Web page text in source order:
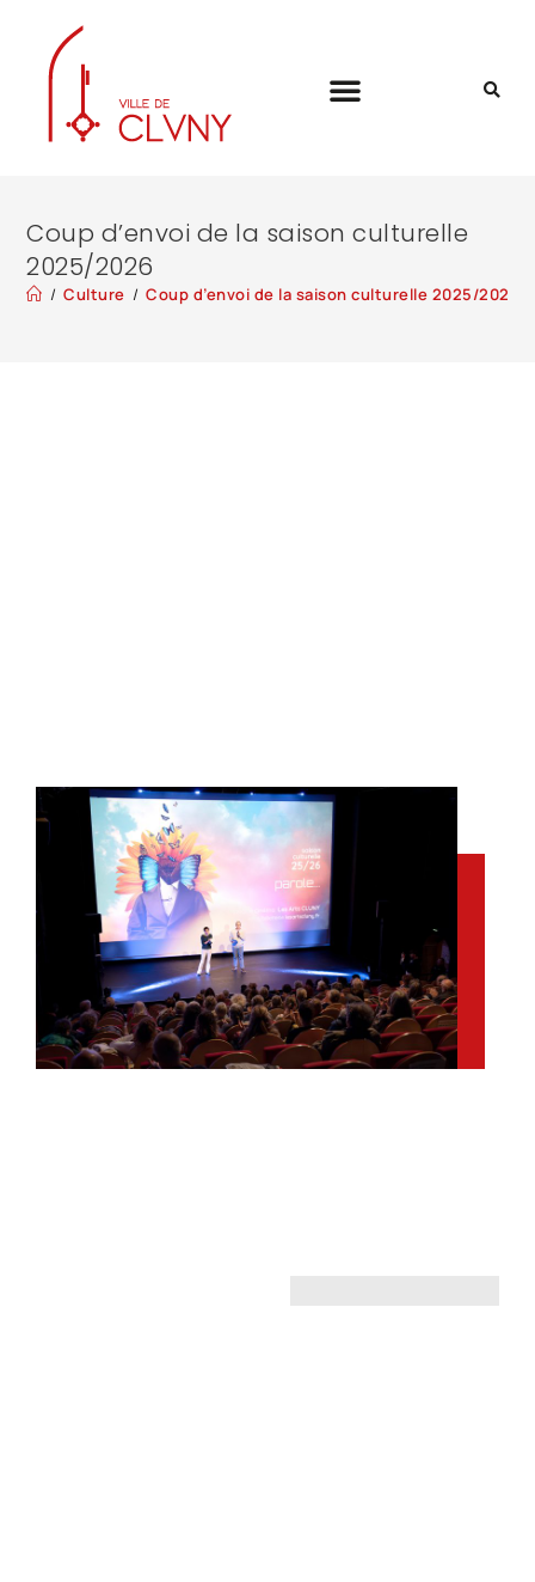
Coup d’envoi de la saison culturelle
2025/2026
/ Culture / Coup d’envoi de la saison culturelle 2025/2026